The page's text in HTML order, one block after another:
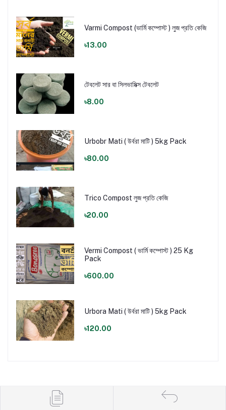
Varmi Compost (ভার্মি কম্পোস্ট ) লুজ প্রতি কেজি
৳13.00
টেবলেট সার বা সিলভামিক্স টেবলেট
৳8.00
Urbobr Mati ( উর্বরা মাটি ) 5kg Pack
৳80.00
Trico Compost লুজ প্রতি কেজি
৳20.00
Vermi Compost ( ভার্মি কম্পোস্ট ) 25 Kg
Pack
৳600.00
Urbora Mati ( উর্বরা মাটি ) 5kg Pack
৳120.00